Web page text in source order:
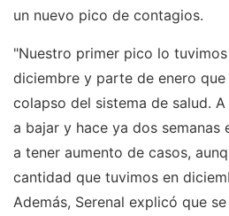
un nuevo pico de contagios.
"Nuestro primer pico lo
diciembre y parte de enero
colapso del sistema de salud.
a bajar y hace ya dos semanas
a tener aumento de casos,
cantidad que tuvimos en
Además, Serenal explicó que